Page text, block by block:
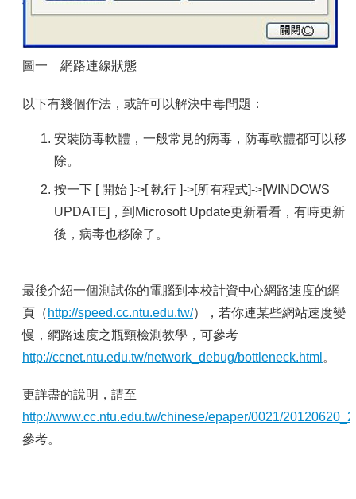
圖一 網路連線狀態
以下有幾個作法，或許可以解決中毒問題：
安裝防毒軟體，一般常見的病毒，防毒軟體都可以移
除。
按一下 [ 開始 ]->[ 執行 ]->[所有程式]->[WINDOWS
UPDATE]，到Microsoft Update更新看看，有時更新
後，病毒也移除了。
最後介紹一個測試你的電腦到本校計資中心網路速度的網
頁（ http://speed.cc.ntu.edu.tw/），若你連某些網站速度變
慢，網路速度之瓶頸檢測教學，可參考
http://ccnet.ntu.edu.tw/network_debug/bottleneck.html 。
更詳盡的說明，請至
http://www.cc.ntu.edu.tw/chinese/epaper/0021/
參考。